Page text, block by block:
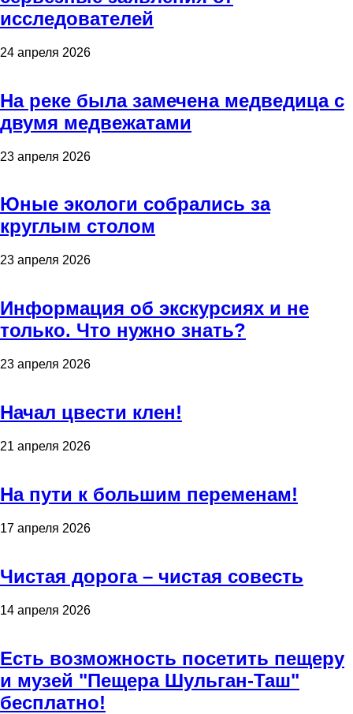
исследователей
24 апреля 2026
На реке была замечена медведица с
двумя медвежатами
23 апреля 2026
Юные экологи собрались за
круглым столом
23 апреля 2026
Информация об экскурсиях и не
только. Что нужно знать?
23 апреля 2026
Начал цвести клен!
21 апреля 2026
На пути к большим переменам!
17 апреля 2026
Чистая дорога – чистая совесть
14 апреля 2026
Есть возможность посетить пещеру
и музей "Пещера Шульган-Таш"
бесплатно!